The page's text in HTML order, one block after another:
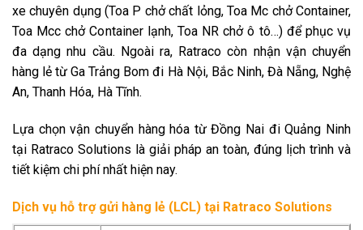
xe chuyên dụng (Toa P chở chất lỏng, Toa Mc chở Container,
Toa Mcc chở Container lạnh, Toa NR chở ô tô…) để phục vụ
đa dạng nhu cầu. Ngoài ra, Ratraco còn nhận vận chuyển
hàng lẻ từ Ga Trảng Bom đi Hà Nội, Bắc Ninh, Đà Nẵng, Nghệ
An, Thanh Hóa, Hà Tĩnh.
Lựa chọn vận chuyển hàng hóa từ Đồng Nai đi Quảng Ninh
tại Ratraco Solutions là giải pháp an toàn, đúng lịch trình và
tiết kiệm chi phí nhất hiện nay.
Dịch vụ hỗ trợ gửi hàng lẻ (LCL) tại Ratraco Solutions